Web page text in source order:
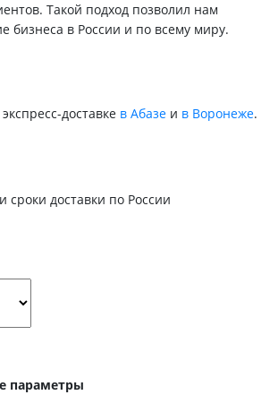
Такой подход позволил нам
бизнеса в России и по всему миру.
доставке в Абазе и в Воронеже.
сроки доставки по России
параметры